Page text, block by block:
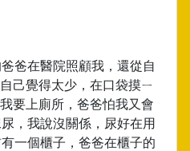
爸在醫院照顧我，還從自
己覺得太少，在口袋摸ㄧ
要上廁所，爸爸怕我又會
，我說沒關係，尿好在用
一個櫃子，爸爸在櫃子的